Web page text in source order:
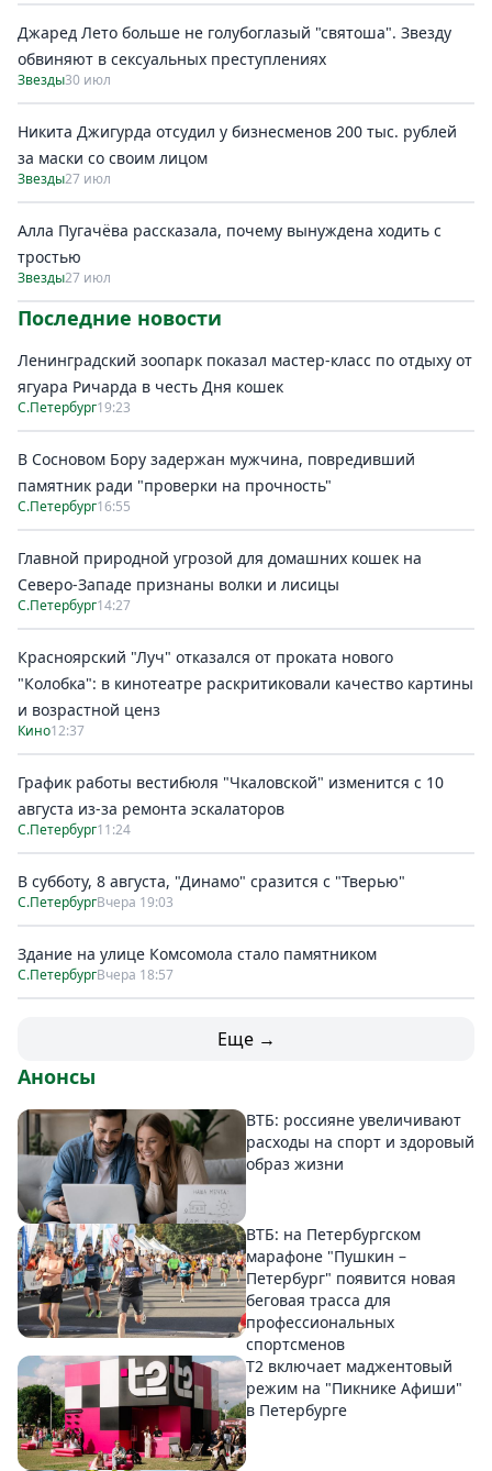
Джаред Лето больше не голубоглазый "святоша". Звезду
обвиняют в сексуальных преступлениях
Звезды30 июл
Никита Джигурда отсудил у бизнесменов 200 тыс. рублей
за маски со своим лицом
Звезды27 июл
Алла Пугачёва рассказала, почему вынуждена ходить с
тростью
Звезды27 июл
Последние новости
Ленинградский зоопарк показал мастер-класс по отдыху от
ягуара Ричарда в честь Дня кошек
С.Петербург19:23
В Сосновом Бору задержан мужчина, повредивший
памятник ради "проверки на прочность"
С.Петербург16:55
Главной природной угрозой для домашних кошек на
Северо-Западе признаны волки и лисицы
С.Петербург14:27
Красноярский "Луч" отказался от проката нового
"Колобка": в кинотеатре раскритиковали качество картины
и возрастной ценз
Кино12:37
График работы вестибюля "Чкаловской" изменится с 10
августа из-за ремонта эскалаторов
С.Петербург11:24
В субботу, 8 августа, "Динамо" сразится с "Тверью"
С.ПетербургВчера 19:03
Здание на улице Комсомола стало памятником
С.ПетербургВчера 18:57
Еще →
Анонсы
ВТБ: россияне увеличивают
расходы на спорт и здоровый
образ жизни
ВТБ: на Петербургском
марафоне "Пушкин –
Петербург" появится новая
беговая трасса для
профессиональных
спортсменов
Т2 включает маджентовый
режим на "Пикнике Афиши"
в Петербурге